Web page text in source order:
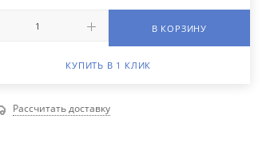
В КОРЗИНУ
КУПИТЬ В 1 КЛИК
Рассчитать доставку